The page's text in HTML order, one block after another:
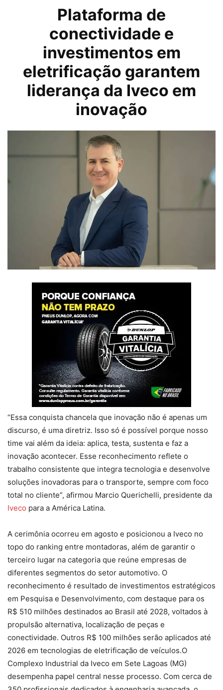
Plataforma de
conectividade e
investimentos em
eletrificação garantem
liderança da Iveco em
inovação
“Essa conquista chancela que inovação não é apenas um
discurso, é uma diretriz. Isso só é possível porque nosso
time vai além da ideia: aplica, testa, sustenta e faz a
inovação acontecer. Esse reconhecimento reflete o
trabalho consistente que integra tecnologia e desenvolve
soluções inovadoras para o transporte, sempre com foco
total no cliente”, afirmou Marcio Querichelli, presidente da
Iveco para a América Latina.
A cerimônia ocorreu em agosto e posicionou a Iveco no
topo do ranking entre montadoras, além de garantir o
terceiro lugar na categoria que reúne empresas de
diferentes segmentos do setor automotivo. O
reconhecimento é resultado de investimentos estratégicos
em Pesquisa e Desenvolvimento, com destaque para os
R$ 510 milhões destinados ao Brasil até 2028, voltados à
propulsão alternativa, localização de peças e
conectividade. Outros R$ 100 milhões serão aplicados até
2026 em tecnologias de eletrificação de veículos.O
Complexo Industrial da Iveco em Sete Lagoas (MG)
desempenha papel central nesse processo. Com cerca de